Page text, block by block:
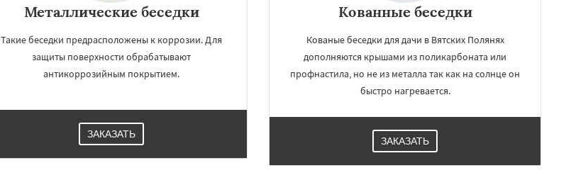
Металлические беседки
Такие беседки предрасположены к коррозии. Для
защиты поверхности обрабатывают
антикоррозийным покрытием.
ЗАКАЗАТЬ
Кованные беседки
Кованые беседки для дачи в Вятских Полянях
дополняются крышами из поликарбоната или
профнастила, но не из металла так как на солнце он
быстро нагревается.
ЗАКАЗАТЬ